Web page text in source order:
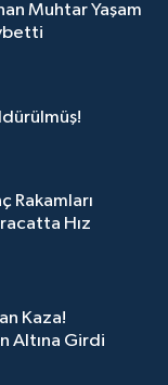
Muhtar Yaşam
Rakamları
Hız
Kaza!
Altına Girdi